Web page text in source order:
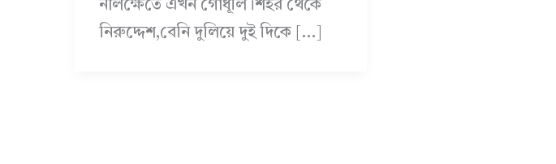
নীলক্ষেতে এখন গোধূলি।শহর থেকে
নিরুদ্দেশ,বেনি দুলিয়ে দুই দিকে […]